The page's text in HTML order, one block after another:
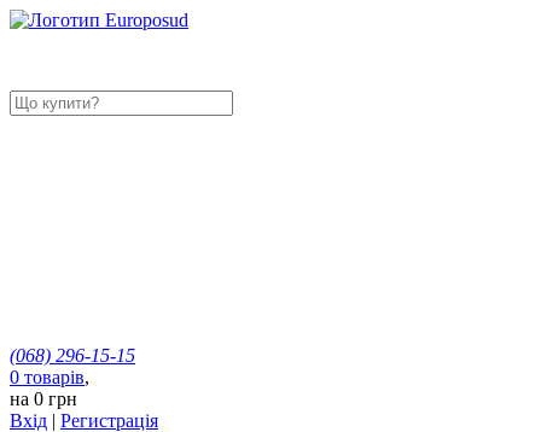
(068) 296-15-15
0 товарів,
на 0 грн
Вхід | Регистрація